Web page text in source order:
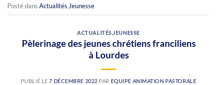
Posté dans Actualités,Jeunesse
ACTUALITÉS JEUNESSE
Pèlerinage des jeunes chrétiens franciliens
à Lourdes
PUBLIÉ LE7 DÉCEMBRE 2022 PAR EQUIPE ANIMATION PASTORALE